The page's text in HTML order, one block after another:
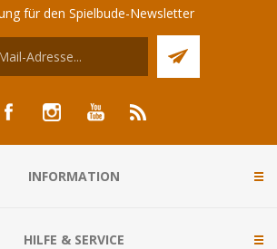
für den Spielbude-Newsletter
INFORMATION
HILFE & SERVICE